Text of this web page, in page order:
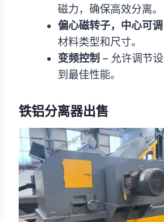
磁力，确保高效分离。
偏心磁转子，中心可调
材料类型和尺寸。
变频控制 – 允许调节
到最佳性能。
铁铝分离器出售